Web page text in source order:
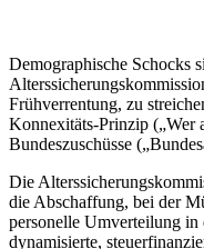
Demographische Schocks
Frühverrentung, zu
Konnexitäts-Prinzip („Wer
Bundeszuschüsse
Die
die Abschaffung, bei der
personelle Umverteilung in
dynamisierte,